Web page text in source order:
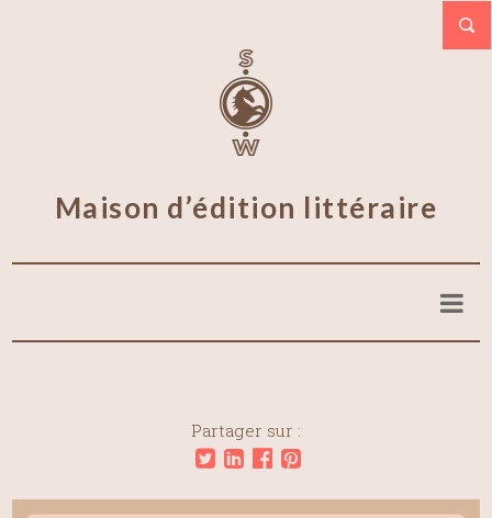
Maison d’édition littéraire
Partager sur :